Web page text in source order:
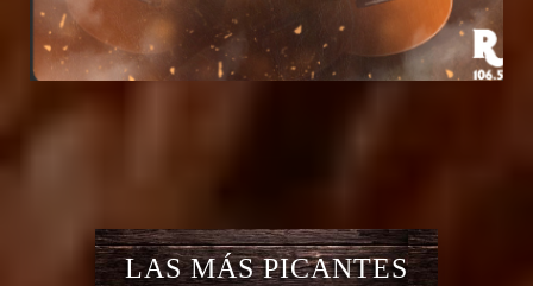
LAS MÁS PICANTES